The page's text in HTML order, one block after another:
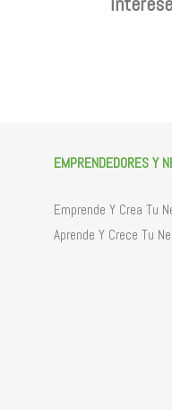
EMPRENDEDORES Y
Emprende Y Crea Tu
Aprende Y Crece Tu